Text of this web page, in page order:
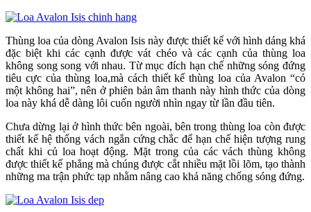
Thùng loa của dòng Avalon Isis này được thiết kế với hình dáng khá
đặc biệt khi các cạnh được vát chéo và các cạnh của thùng loa
không song song với nhau. Từ mục đích hạn chế những sóng đứng
tiêu cực của thùng loa,mà cách thiết kế thùng loa của Avalon “có
một không hai”, nên ở phiên bản âm thanh này hình thức của dòng
loa này khá dễ dàng lôi cuốn người nhìn ngay từ lần đầu tiên.
Chưa dừng lại ở hình thức bên ngoài, bên trong thùng loa còn được
thiết kế hệ thống vách ngắn cứng chắc để hạn chế hiện tượng rung
chất khi củ loa hoạt động. Mặt trong của các vách thùng không
được thiết kế phẳng mà chúng được cắt nhiều mặt lồi lõm, tạo thành
những ma trận phức tạp nhằm nâng cao khả năng chống sóng đứng.